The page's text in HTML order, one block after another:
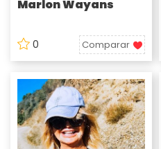
Marlon Wayans
0 Comparar